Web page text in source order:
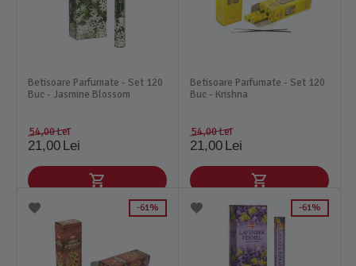
Betisoare Parfumate - Set 120
Buc - Jasmine Blossom
54,00Lei
21,00 Lei
Betisoare Parfumate - Set 120
Buc - Krishna
54,00Lei
21,00 Lei
61% 61%